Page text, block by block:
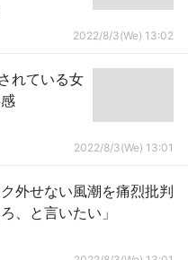
2022/8/3(We) 13:02
れている女
2022/8/3(We) 13:01
外せない風潮を痛烈批判
、と言いたい」